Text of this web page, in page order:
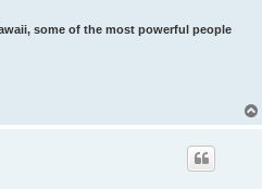
some of the most powerful people